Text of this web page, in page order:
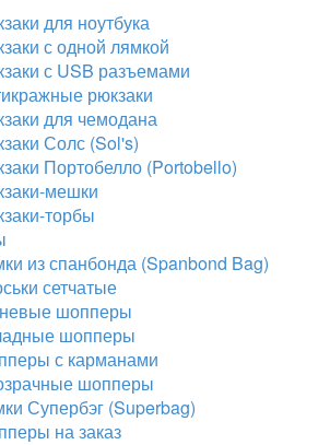
для ноутбука
с одной лямкой
с USB разъемами
рюкзаки
для чемодана
Солс (Sol's)
Портобелло (Portobello)
мешки
торбы
из спанбонда (Spanbond Bag)
сетчатые
шопперы
шопперы
с карманами
шопперы
Супербэг (Superbag)
на заказ